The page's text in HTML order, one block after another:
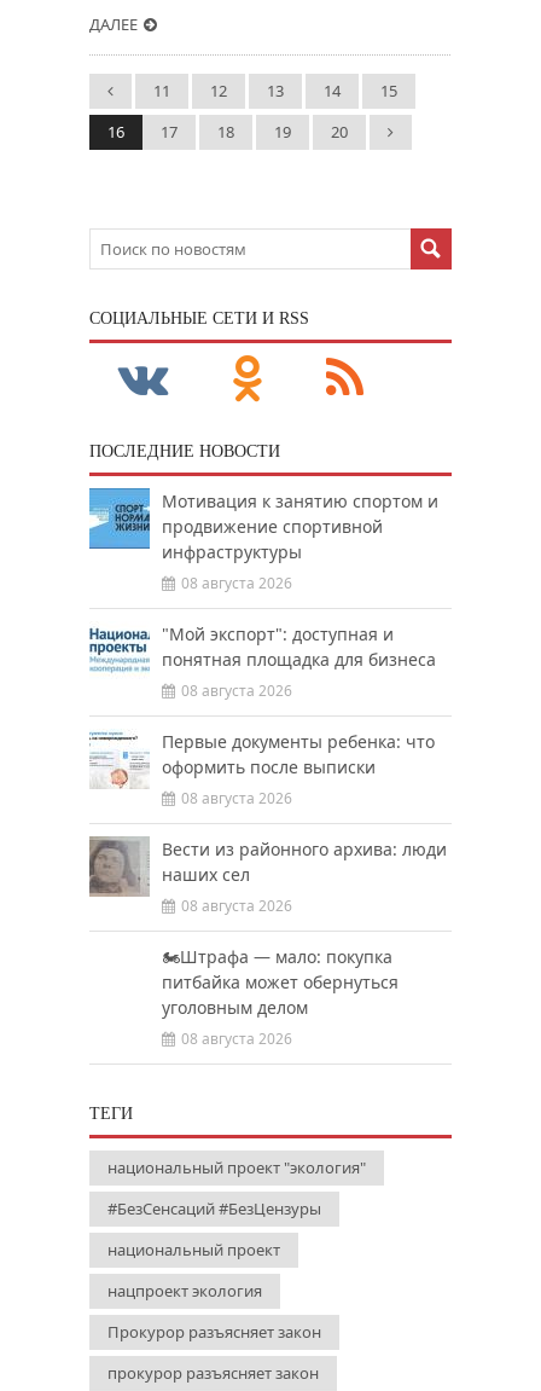
ДАЛЕЕ
11 12 13 14
15
16
17 18 19 20
CОЦИАЛЬНЫЕ СЕТИ И RSS
ПОСЛЕДНИЕ НОВОСТИ
Мотивация к занятию спортом и
продвижение спортивной
инфраструктуры
08 августа 2026
"Мой экспорт": доступная и
понятная площадка для бизнеса
08 августа 2026
Первые документы ребенка: что
оформить после выписки
08 августа 2026
Вести из районного архива: люди
наших сел
08 августа 2026
🏍️Штрафа — мало: покупка
питбайка может обернуться
уголовным делом
08 августа 2026
ТЕГИ
национальный проект "экология"
#БезСенсаций #БезЦензуры
национальный проект
нацпроект экология
Прокурор разъясняет закон
прокурор разъясняет закон